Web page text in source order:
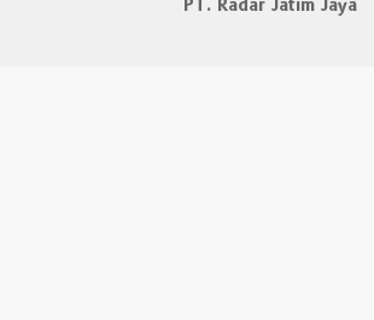
PT. Radar Jatim Jaya